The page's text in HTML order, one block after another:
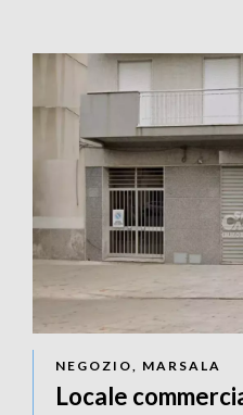
NEGOZIO, MARSALA
Locale